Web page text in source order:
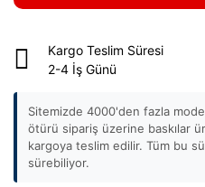
Kargo Teslim Süresi
2-4 İş Günü
Sitemizde 4000'den fazla
ötürü sipariş üzerine baskılar
kargoya teslim edilir. Tüm bu
sürebiliyor.